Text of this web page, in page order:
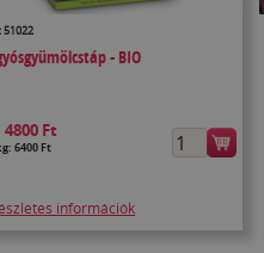
51022
- BIO
4800 Ft
6400 Ft
információk